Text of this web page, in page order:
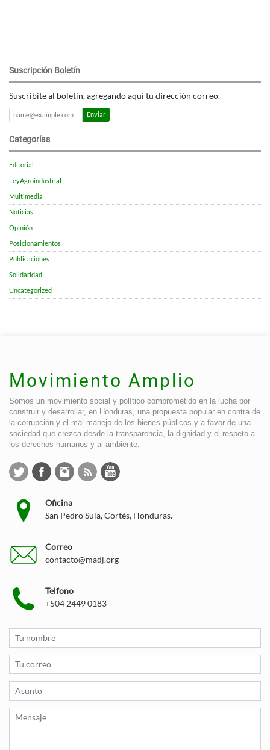
Suscripción Boletín
Suscribite al boletín, agregando aquí tu dirección correo.
Enviar
Categorías
Editorial
LeyAgroindustrial
Multimedia
Noticias
Opinión
Posicionamientos
Publicaciones
Solidaridad
Uncategorized
Movimiento Amplio
Somos un movimiento social y político comprometido en la lucha por
construir y desarrollar, en Honduras, una propuesta popular en contra de
la corrupción y el mal manejo de los bienes públicos y a favor de una
sociedad que crezca desde la transparencia, la dignidad y el respeto a
los derechos humanos y al ambiente.
Oficina
San Pedro Sula, Cortés, Honduras.
Correo
contacto@madj.org
Telfono
+504 2449 0183